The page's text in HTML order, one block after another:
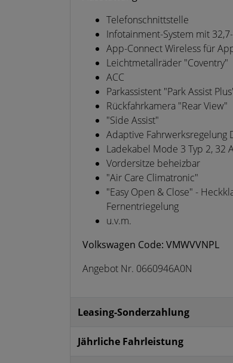
Telefonschnittstelle
Infotainment-System mit
App-Connect Wireless für
Leichtmetallräder "Coventry"
ACC
Parkassistent "Park Assist
Rückfahrkamera "Rear View"
"Side Assist"
Adaptive Fahrwerksregelung
Ladekabel Mode 3 Typ 2, 32
Vordersitze beheizbar
"Air Care Climatronic"
"Easy Open & Close" -
Fernentriegelung
u.v.m.
Volkswagen Code: VMWVVNPL
Angebot Nr. 0660946A0N
Leasing-Sonderzahlung
Jährliche Fahrleistung